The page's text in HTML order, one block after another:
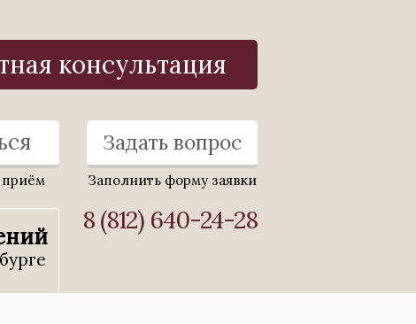
консультация
приём
Задать вопрос
Заполнить форму заявки
8 (812) 640-24-28